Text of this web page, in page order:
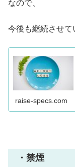
なので、
今後も継続させて
raise-specs.com
・禁煙